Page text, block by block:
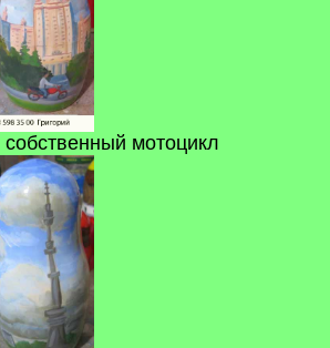
мотоцикл